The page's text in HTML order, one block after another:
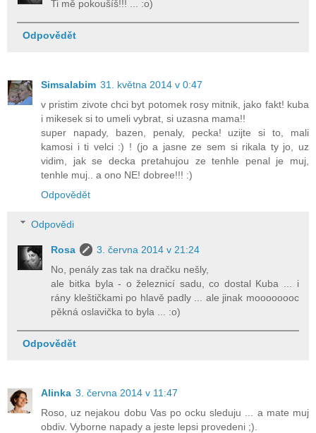
Ti mě pokoušíš!!! ... :o)
Odpovědět
Simsalabim 31. května 2014 v 0:47
v pristim zivote chci byt potomek rosy mitnik, jako fakt! kuba
i mikesek si to umeli vybrat, si uzasna mama!!
super napady, bazen, penaly, pecka! uzijte si to, mali
kamosi i ti velci :) ! (jo a jasne ze sem si rikala ty jo, uz
vidim, jak se decka pretahujou ze tenhle penal je muj,
tenhle muj.. a ono NE! dobree!!! :)
Odpovědět
Odpovědi
Rosa
3. června 2014 v 21:24
No, penály zas tak na dračku nešly,
ale bitka byla - o železnicí sadu, co dostal Kuba ... i
rány kleštičkami po hlavě padly ... ale jinak moooooooc
pěkná oslavička to byla ... :o)
Odpovědět
Alinka 3. června 2014 v 11:47
Roso, uz nejakou dobu Vas po ocku sleduju ... a mate muj
obdiv. Vyborne napady a jeste lepsi provedeni ;).